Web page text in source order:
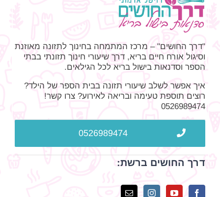
"דרך החושים" – מרכז המתמחה בחינוך לתזונה מאוזנת
וסיגול אורח חיים בריא, דרך שיעורי חינוך תזונתי בבתי
הספר וסדנאות בישול בריא לכל הגילאים.
איך אפשר לשלב שיעורי תזונה בבית הספר של הילד?
רוצים תוספת טעימה ובריאה לאירוע? צרו קשר!
0526989474
0526989474
דרך החושים ברשת: